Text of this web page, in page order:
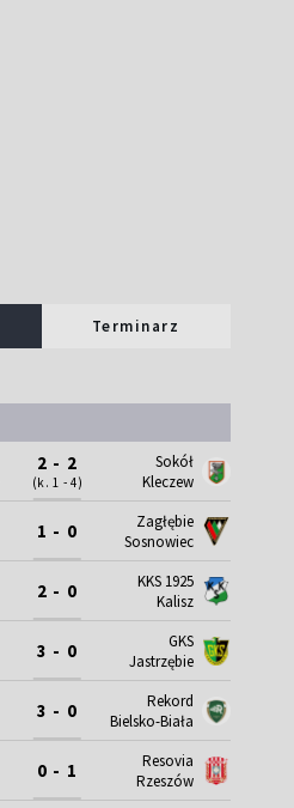
Terminarz
2 - 2
(k. 1 - 4)
Sokół
Kleczew
1 - 0
Zagłębie
Sosnowiec
2 - 0
KKS 1925
Kalisz
3 - 0
GKS
Jastrzębie
3 - 0
Rekord
Bielsko-Biała
0 - 1
Resovia
Rzeszów